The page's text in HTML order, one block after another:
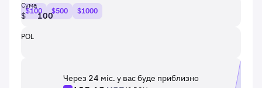
Сума
$$100 $500 $1000
POL
Через 24 міс. у вас буде приблизно